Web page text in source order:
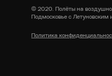
© 2020. Полёты на
Подмосковье с
Политика